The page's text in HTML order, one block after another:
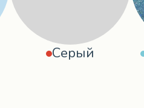
Серый